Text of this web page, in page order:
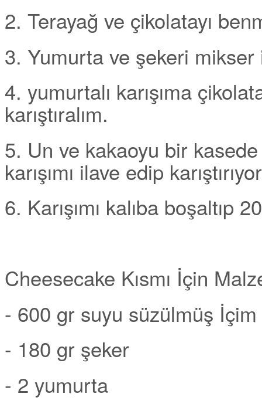
2. Terayağ ve çikolatayı
3. Yumurta ve şekeri mikser
4. yumurtalı karışıma
karıştıralım.
5. Un ve kakaoyu bir kasede
karışımı ilave edip
6. Karışımı kalıba boşaltıp
Cheesecake Kısmı İçin
- 600 gr suyu süzülmüş
- 180 gr şeker
- 2 yumurta